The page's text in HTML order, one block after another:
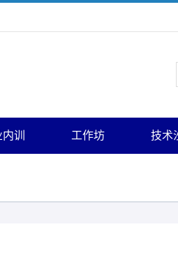
训 工作坊 技术